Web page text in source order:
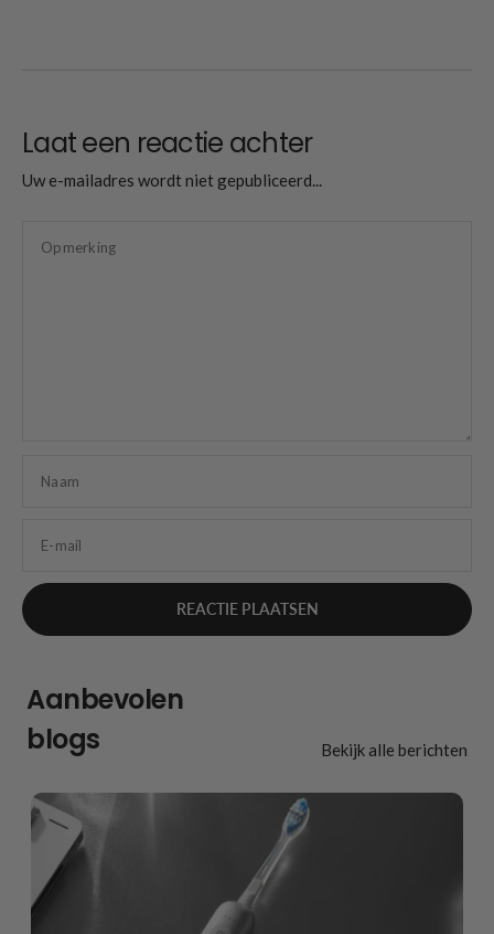
Laat een reactie achter
Uw e-mailadres wordt niet gepubliceerd...
Opmerking
Naam
E-mail
Aanbevolen
blogs
Bekijk alle berichten